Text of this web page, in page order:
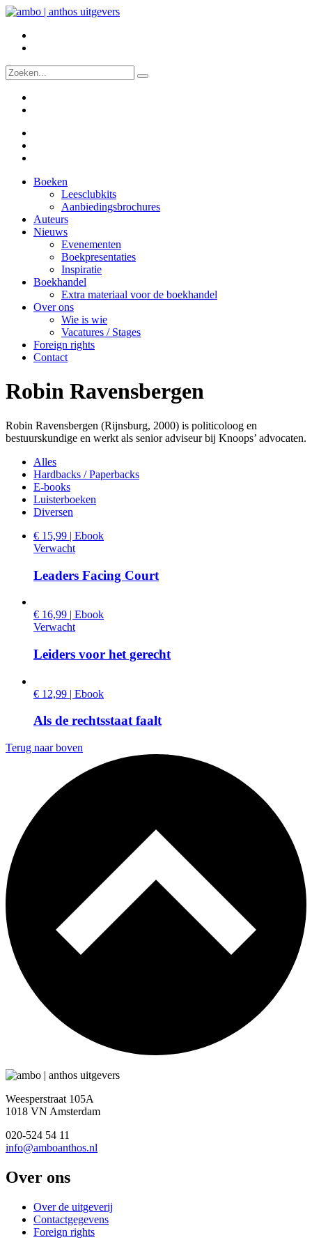
Boeken
Leesclubkits
Aanbiedingsbrochures
Auteurs
Nieuws
Evenementen
Boekpresentaties
Inspiratie
Boekhandel
Extra materiaal voor de boekhandel
Over ons
Wie is wie
Vacatures / Stages
Foreign rights
Contact
Robin Ravensbergen
Robin Ravensbergen (Rijnsburg, 2000) is politicoloog en
bestuurskundige en werkt als senior adviseur bij Knoops’ advocaten.
Alles
Hardbacks / Paperbacks
E-books
Luisterboeken
Diversen
€ 15,99 | Ebook
Verwacht
Leaders Facing Court
€ 16,99 | Ebook
Verwacht
Leiders voor het gerecht
€ 12,99 | Ebook
Als de rechtsstaat faalt
Terug naar boven
Weesperstraat 105A
1018 VN Amsterdam
020-524 54 11
info@amboanthos.nl
Over ons
Over de uitgeverij
Contactgegevens
Foreign rights